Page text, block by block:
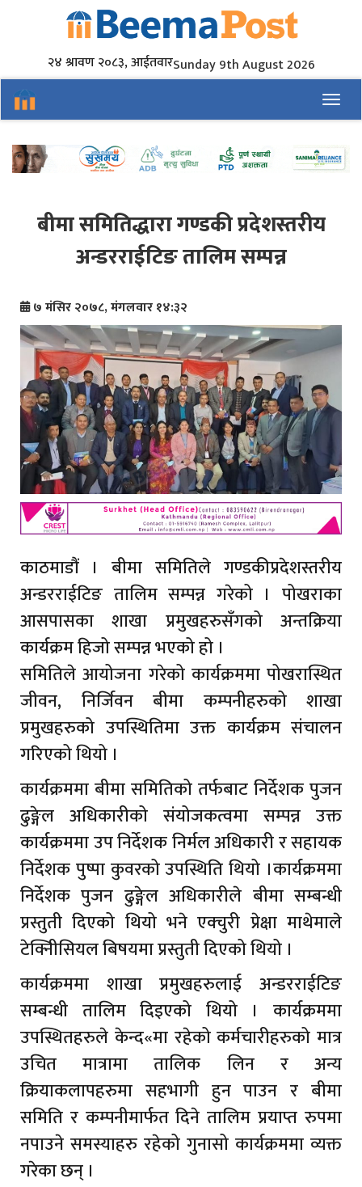
२४ श्रावण २०८३, आईतवारSunday 9th August 2026
बीमा समितिद्धारा गण्डकी प्रदेशस्तरीय
अन्डरराईटिङ तालिम सम्पन्न
७ मंसिर २०७८, मंगलवार १४:३२
काठमाडौं । बीमा समितिले गण्डकीप्रदेशस्तरीय
अन्डरराईटिङ तालिम सम्पन्न गरेको । पोखराका
आसपासका शाखा प्रमुखहरुसँगको अन्तक्रिया
कार्यक्रम हिजो सम्पन्न भएको हो ।
समितिले आयोजना गरेको कार्यक्रममा पोखरास्थित
जीवन, निर्जिवन बीमा कम्पनीहरुको शाखा
प्रमुखहरुको उपस्थितिमा उक्त कार्यक्रम संचालन
गरिएको थियो ।
कार्यक्रममा बीमा समितिको तर्फबाट निर्देशक पुजन
ढुङ्गेल अधिकारीको संयोजकत्वमा सम्पन्न उक्त
कार्यक्रममा उप निर्देशक निर्मल अधिकारी र सहायक
निर्देशक पुष्पा कुवरको उपस्थिति थियो ।कार्यक्रममा
निर्देशक पुजन ढुङ्गेल अधिकारीले बीमा सम्बन्धी
प्रस्तुती दिएको थियो भने एक्चुरी प्रेक्षा माथेमाले
टेक्निीसियल बिषयमा प्रस्तुती दिएको थियो ।
कार्यक्रममा शाखा प्रमुखहरुलाई अन्डरराईटिङ
सम्बन्धी तालिम दिइएको थियो । कार्यक्रममा
उपस्थितहरुले केन्द«मा रहेको कर्मचारीहरुको मात्र
उचित मात्रामा तालिक लिन र अन्य
क्रियाकलापहरुमा सहभागी हुन पाउन र बीमा
समिति र कम्पनीमार्फत दिने तालिम प्रयाप्त रुपमा
नपाउने समस्याहरु रहेको गुनासो कार्यक्रममा व्यक्त
गरेका छन् ।